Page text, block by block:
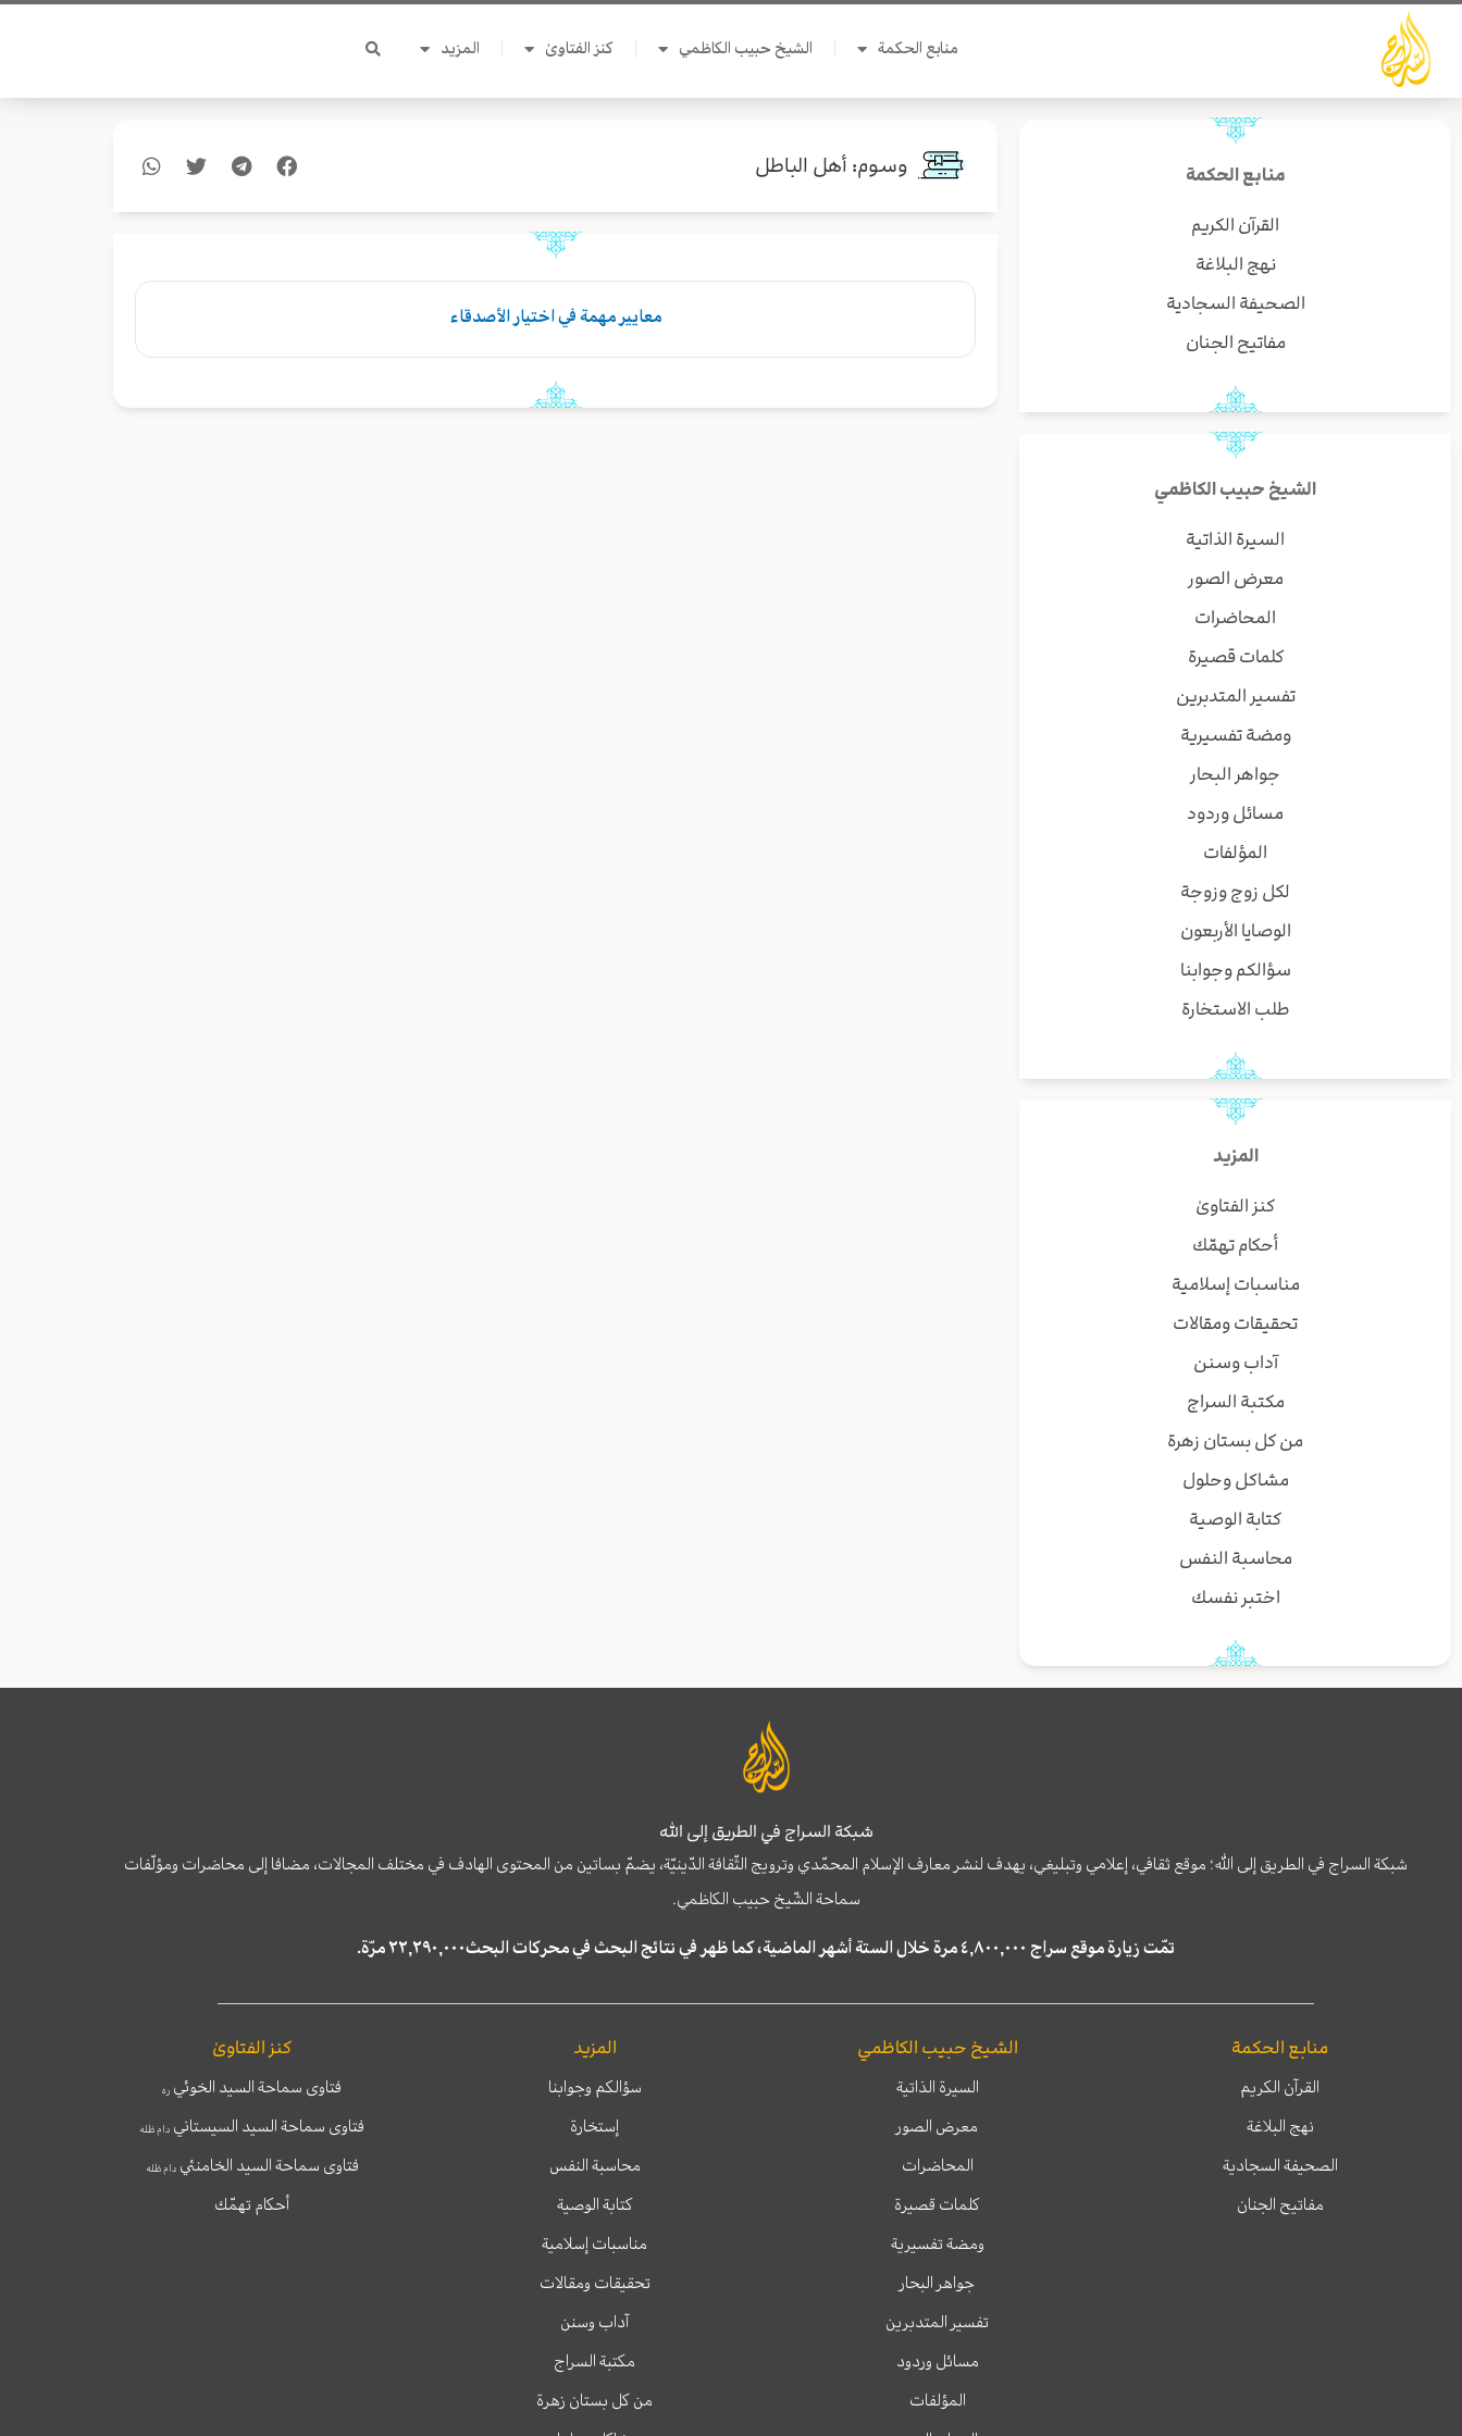
تخطي
المحتوى
منابع الحكمة الشيخ حبيب الكاظمي كنز الفتاوىٰ المزيد
منابع الحكمة
القرآن الكريم
نهج البلاغة
الصحيفة السجادية
مفاتيح الجنان
الشيخ حبيب الكاظمي
السيرة الذاتية
معرض الصور
المحاضرات
كلمات قصيرة
تفسير المتدبرين
ومضة تفسيرية
جواهر البحار
مسائل وردود
المؤلفات
لكل زوج وزوجة
الوصايا الأربعون
سؤالكم وجوابنا
طلب الاستخارة
المزيد
كنز الفتاوىٰ
أحكام تهمّك
مناسبات إسلامية
تحقيقات ومقالات
آداب وسنن
مكتبة السراج
من كل بستان زهرة
مشاكل وحلول
كتابة الوصية
محاسبة النفس
اختبر نفسك
وسوم: أهل الباطل
معايير مهمة في اختيار الأصدقاء
شبكة السراج في الطريق إلى الله
شبكة السراج في الطريق إلى الله؛ موقع ثقافي، إعلامي وتبليغي، يهدف لنشر معارف الإسلام المحمّدي وترويج الثّقافة الدّينيّة، يضمّ بساتين من المحتوى الهادف في مختلف المجالات، مضافا إلى محاضرات ومؤلّفات
سماحة الشّيخ حبيب الكاظمي.
تمّت زيارة موقع سراج ٤,٨٠٠,٠٠٠ مرة خلال الستة أشهر الماضية، كما ظهر في نتائج البحث في محركات البحث٢٢,٢٩٠,٠٠٠ مرّة.
منابع الحكمة
القرآن الكريم
نهج البلاغة
الصحيفة السجادية
مفاتيح الجنان
الشيخ حبيب الكاظمي
السيرة الذاتية
معرض الصور
المحاضرات
كلمات قصيرة
ومضة تفسيرية
جواهر البحار
تفسير المتدبرين
مسائل وردود
المؤلفات
المزيد
سؤالكم وجوابنا
إستخارة
محاسبة النفس
كتابة الوصية
مناسبات إسلامية
تحقيقات ومقالات
آداب وسنن
مكتبة السراج
من كل بستان زهرة
كنز الفتاوىٰ
فتاوى سماحة السيد الخوئي ره
فتاوى سماحة السيد السيستاني دام ظله
فتاوى سماحة السيد الخامنئيدام ظله
أحكام تهمّك